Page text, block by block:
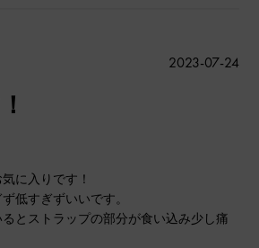
に入りです！
低すぎずいいです。
とストラップの部分が食い込み少し痛
公
2023-07-24